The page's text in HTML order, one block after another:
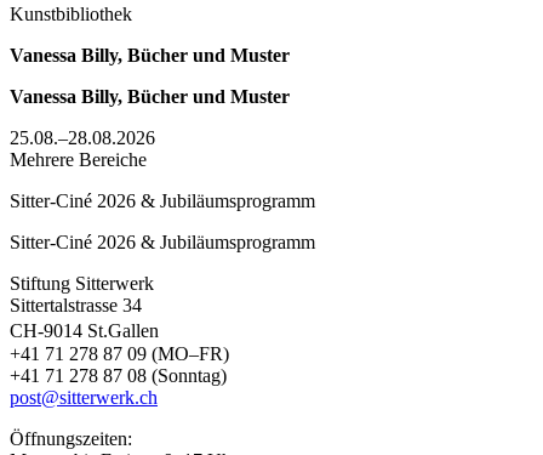
Kunstbibliothek
Vanessa Billy, Bücher und Muster
Vanessa Billy, Bücher und Muster
25.08.–28.08.2026
Mehrere Bereiche
Sitter-Ciné 2026 & Jubiläumsprogramm
Sitter-Ciné 2026 & Jubiläumsprogramm
Stiftung Sitterwerk
Sittertalstrasse 34
CH-9014 St.Gallen
+41 71 278 87 09 (MO–FR)
+41 71 278 87 08 (Sonntag)
post@sitterwerk.ch
Öffnungszeiten: